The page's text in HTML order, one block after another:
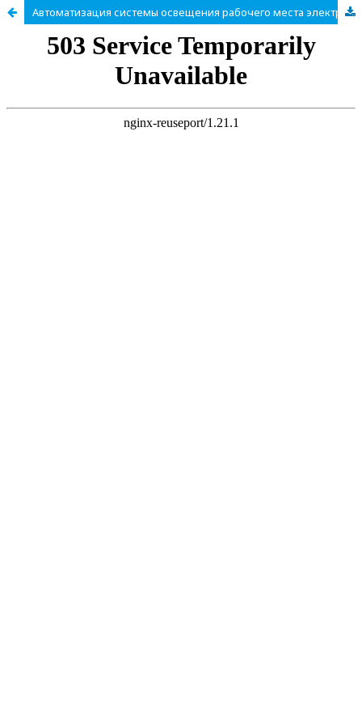
Автоматизация системы освещения рабочего места электромонтера на подстанции ТП 10/04кВт